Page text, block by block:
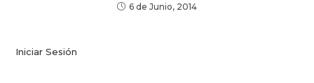
6 de Junio, 2014
Iniciar Sesión